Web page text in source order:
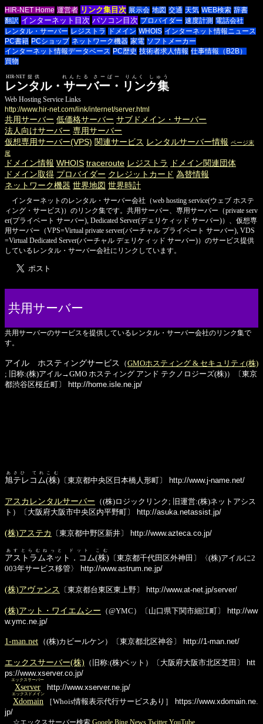
HIR-NET Home 運営者 リンク集目次 展示会 地図 交通 天気 WEB検索 辞書
翻訳 インターネット目次 パソコン目次 プロバイダー 速度計測 電話会社
レンタル・サーバー レジストラ ドメイン WHOIS インターネット情報ニュース
PC書籍 PCショップ ネットワーク機器 家電 ソフトメーカー
インターネット情報データベース
PC歴史 技術者求人情報 仕事情報（B2B）
買物
レンタル・サーバー・リンク集
HIR-NET提供 れんたる さーばー りんく しゅう
Web Hosting Service Links
http://www.hir-net.com/link/internet/server.html
共用サーバー 低価格サーバー サブドメイン・サーバー
法人向けサーバー 専用サーバー
仮想専用サーバー(VPS) 関連サービス レンタルサーバー情報 ページ末
尾
ドメイン情報 WHOIS traceroute レジストラ
ドメイン関連団体
ドメイン取得 プロバイダー クレジットカード 為替情報
ネットワーク機器 世界地図 世界時計
インターネットのレンタル・サーバー会社（web hosting service(ウェブ ホステ
ィング・サービス)）のリンク集です。共用サーバー、専用サーバー（private serv
er(プライベート サーバー), Dedicated Server(デェリケィッド サーバー)）、仮想専
用サーバー（VPS=Virtual private server(バーチャル プライベート サーバー), VDS
=Virtual Dedicated Server(バーチャル デェリケィッド サーバー)）のサービス提供
しているレンタル・サーバー会社にリンクしています。
共用サーバー
共用サーバーのサービスを提供しているレンタル・サーバー会社のリンク集で
す。
アイル ホスティングサービス （GMOホスティング & セキュリティ(株)
; 旧称:(株)アイル→GMO ホスティング アンド テクノロジーズ(株)）〔東京
都渋谷区桜丘町〕
http://home.isle.ne.jp/
旭テレコム(株)
あさひ てれこむ
〔東京都中央区日本橋人形町〕 http://www.j-name.net/
アスカレンタルサーバー （(株)ロジックリンク; 旧運営:(株)ネットアシス
ト）〔大阪府大阪市中央区内平野町〕
http://asuka.netassist.jp/
(株)アステカ 〔東京都中野区新井〕 http://www.azteca.co.jp/
アストラムネット．コム(株)
あすとらむねっと ドット こむ
〔東京都千代田区外神田〕〈(株)アイルに2
003年サービス移管〉
http://www.astrum.ne.jp/
(株)アヴァンス 〔東京都台東区東上野〕 http://www.at-net.jp/server/
(株)アット・ワイエムシー （@YMC）〔山口県下関市細江町〕
http://ww
w.ymc.ne.jp/
1-man.net （(株)カビールケン）〔東京都北区神谷〕 http://1-man.net/
エックスサーバー(株) （旧称:(株)ベット）〔大阪府大阪市北区芝田〕
htt
ps://www.xserver.co.jp/
Xserver
エックスサーバー
http://www.xserver.ne.jp/
Xdomain
エックスドメイン
［Whois情報表示代行サービスあり］
https://www.xdomain.ne.
jp/
☆エックスサーバー検索 Google Bing News Twitter YouTube